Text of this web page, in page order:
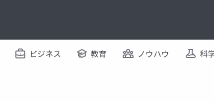
ビジネス 教育 ノウハウ 科